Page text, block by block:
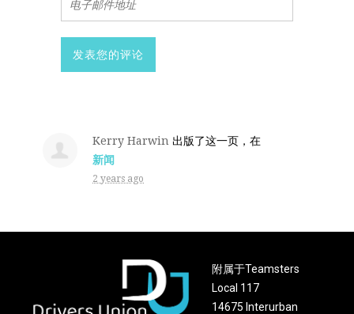
Kerry Harwin 出版了这一页，在
新闻
2 years ago
附属于Teamsters
Local 117
14675 Interurban